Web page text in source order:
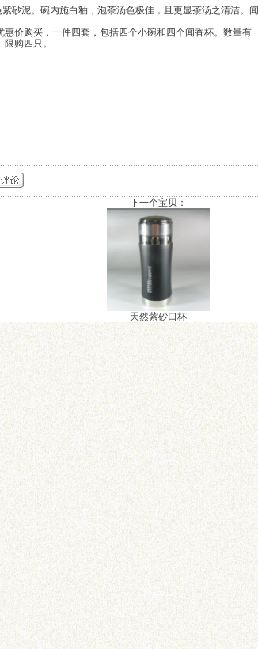
砂泥。碗内施白釉，泡茶汤色极佳，且更显茶汤之清洁。闻
价购买，一件四套，包括四个小碗和四个闻香杯。数量有
购四只。
下一个宝贝：
天然紫砂口杯